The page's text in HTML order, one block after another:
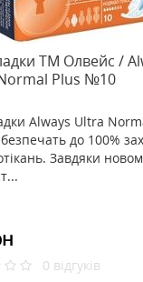
ТМ Олвейс /
Plus №10
Always Ultra
до 100%
Завдяки
0 відгуків